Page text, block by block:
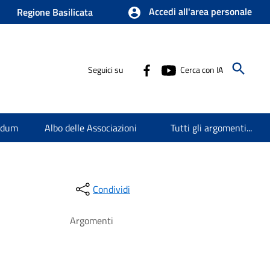
Regione Basilicata Accedi all'area personale
Seguici su Cerca con IA
Albo delle Associazioni Tutti gli argomenti...
Condividi
Argomenti